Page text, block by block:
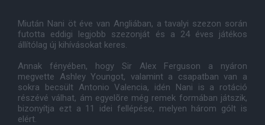
Miután Nani öt éve van Angliában, a tavalyi szezon során
futotta eddigi legjobb szezonját és a 24 éves játékos
állítólag új kihívásokat keres.
Annak fényében, hogy Sir Alex Ferguson a nyáron
megvette Ashley Youngot, valamint a csapatban van a
sokra becsült Antonio Valencia, idén Nani is a rotáció
részévé válhat, ám egyelõre még remek formában játszik,
bizonyítja ezt a 11 idei fellépése, melyen három gólt is
elért.